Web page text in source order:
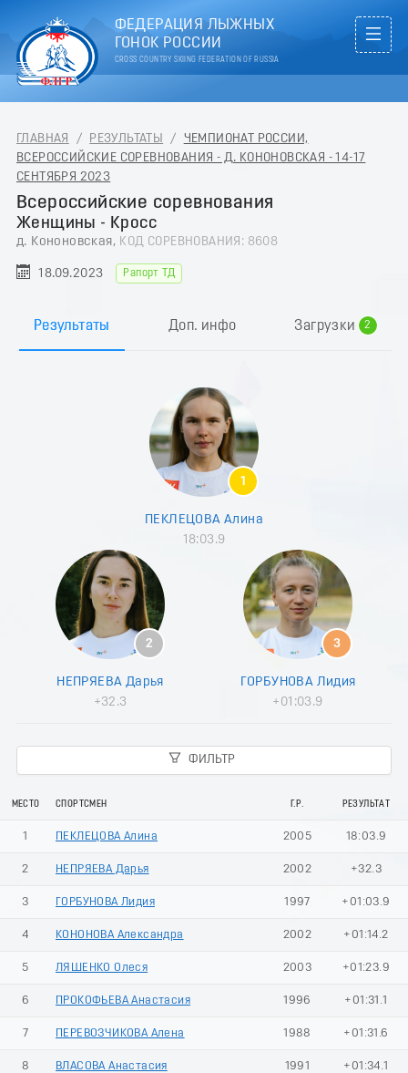
ФЕДЕРАЦИЯ ЛЫЖНЫХ
ГОНОК РОССИИ
CROSS COUNTRY SKIING FEDERATION OF RUSSIA
ГЛАВНАЯ / РЕЗУЛЬТАТЫ / ЧЕМПИОНАТ РОССИИ,
ВСЕРОССИЙСКИЕ СОРЕВНОВАНИЯ - Д. КОНОНОВСКАЯ - 14-17
СЕНТЯБРЯ 2023
Всероссийские соревнования
Женщины - Кросс
д. Кононовская, КОД СОРЕВНОВАНИЯ: 8608
18.09.2023 Рапорт ТД
Результаты Доп. инфо Загрузки
2
5
8
1
ПЕКЛЕЦОВА Алина
18:03.9
2
НЕПРЯЕВА Дарья
+32.3
3
ГОРБУНОВА Лидия
+01:03.9
ФИЛЬТР
МЕСТО СПОРТСМЕН Г.Р. РЕЗУЛЬТАТ
1 ПЕКЛЕЦОВА Алина 2005 18:03.9
2 НЕПРЯЕВА Дарья 2002 +32.3
3 ГОРБУНОВА Лидия 1997 +01:03.9
4 КОНОНОВА Александра 2002 +01:14.2
5 ЛЯШЕНКО Олеся 2003 +01:23.9
6 ПРОКОФЬЕВА Анастасия 1996 +01:31.1
7 ПЕРЕВОЗЧИКОВА Алена 1988 +01:31.6
8 ВЛАСОВА Анастасия 1991 +01:34.1